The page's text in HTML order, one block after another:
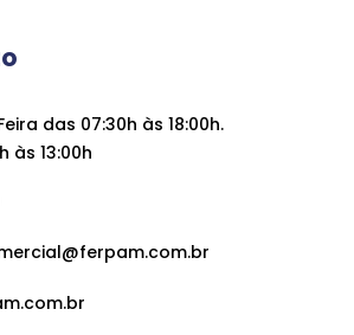
das 07:30h às 18:00h.
às 13:00h